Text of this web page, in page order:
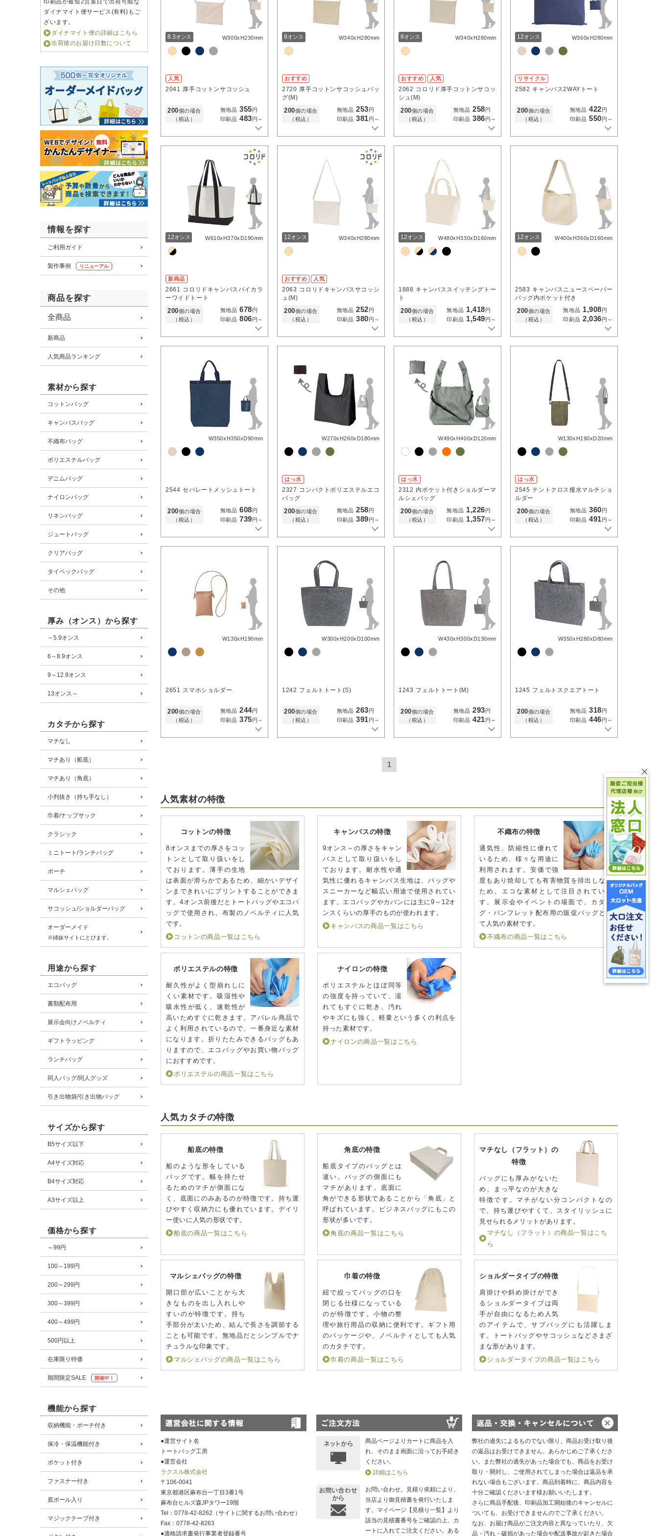
印刷品が最短2営業日で出荷可能な
ダイナマイト便サービス(有料)もご
ざいます。
ダイナマイト便の詳細はこちら
出荷後のお届け日数について
情報を探す
ご利用ガイド
製作事例 リニューアル
商品を探す
全商品
新商品
人気商品ランキング
素材から探す
コットンバッグ
キャンバスバッグ
不織布バッグ
ポリエステルバッグ
デニムバッグ
ナイロンバッグ
リネンバッグ
ジュートバッグ
クリアバッグ
タイベックバッグ
その他
厚み（オンス）から探す
～5.9オンス
6～8.9オンス
9～12.9オンス
13オンス～
カタチから探す
マチなし
マチあり（船底）
マチあり（角底）
小判抜き（持ち手なし）
巾着/ナップサック
クラシック
ミニトート/ランチバッグ
ポーチ
マルシェバッグ
サコッシュ/ショルダーバッグ
オーダーメイド
※姉妹サイトにとびます。
用途から探す
エコバッグ
書類配布用
展示会向けノベルティ
ギフトラッピング
ランチバッグ
同人バッグ/同人グッズ
引き出物袋/引き出物バッグ
サイズから探す
B5サイズ以下
A4サイズ対応
B4サイズ対応
A3サイズ以上
価格から探す
～99円
100～199円
200～299円
300～399円
400～499円
500円以上
在庫限り特価
期間限定SALE 開催中！
機能から探す
収納機能・ポーチ付き
保冷・保温機能付き
ポケット付き
ファスナー付き
底ボール入り
マジックテープ付き
8.3オンス W300xH230mm
人気
2041 厚手コットンサコッシュ
200個の場合
（税込）
無地品 355 円
印刷品 483 円～
8オンス W340xH280mm
おすすめ
2720 厚手コットンサコッシュバッ
グ(M)
200個の場合
（税込）
無地品 253 円
印刷品 381 円～
8オンス W340xH280mm
おすすめ 人気
2062 コロリド厚手コットンサコッ
シュ(M)
200個の場合
（税込）
無地品 258 円
印刷品 386 円～
12オンス W360xH280mm
リサイクル
2582 キャンバス2WAYトート
200個の場合
（税込）
無地品 422 円
印刷品 550 円～
12オンス W610xH370xD190mm
新商品
2661 コロリドキャンバスバイカラ
ーワイドトート
200個の場合
（税込）
無地品 678 円
印刷品 806 円～
12オンス W340xH280mm
おすすめ 人気
2063 コロリドキャンバスサコッシ
ュ(M)
200個の場合
（税込）
無地品 252 円
印刷品 380 円～
12オンス W480xH330xD160mm
1888 キャンバススイッチングトー
ト
200個の場合
（税込）
無地品 1,418 円
印刷品 1,549 円～
12オンス W400xH360xD160mm
2583 キャンバスニュースペーパー
バッグ内ポケット付き
200個の場合
（税込）
無地品 1,908 円
印刷品 2,036 円～
W350xH350xD90mm
2544 セパレートメッシュトート
200個の場合
（税込）
無地品 608 円
印刷品 739 円～
W270xH260xD180mm
はっ水
2327 コンパクトポリエステルエコ
バッグ
200個の場合
（税込）
無地品 258 円
印刷品 389 円～
W490xH400xD120mm
はっ水
2312 内ポケット付きショルダーマ
ルシェバッグ
200個の場合
（税込）
無地品 1,226 円
印刷品 1,357 円～
W130xH190xD20mm
はっ水
2545 テントクロス撥水マルチショ
ルダー
200個の場合
（税込）
無地品 360 円
印刷品 491 円～
W130xH190mm
2651 スマホショルダー
200個の場合
（税込）
無地品 244円
印刷品 375 円～
W300xH200xD100mm
1242 フェルトトート(S)
200個の場合
（税込）
無地品 263 円
印刷品 391 円～
W430xH300xD130mm
1243 フェルトトート(M)
200個の場合
（税込）
無地品 293 円
印刷品 421 円～
W350xH280xD80mm
1245 フェルトスクエアトート
200個の場合
（税込）
無地品 318 円
印刷品 446 円～
1
人気素材の特徴
コットンの特徴
8オンスまでの厚さをコッ
トンとして取り扱いをし
ております。薄手の生地
は表面が滑らかであるため、細かいデザイ
ンまできれいにプリントすることができま
す。4オンス前後だとトートバッグやエコバ
ッグで使用され、布製のノベルティに人気
です。
コットンの商品一覧はこちら
キャンバスの特徴
9オンス～の厚さをキャン
バスとして取り扱いをし
ております。耐水性や通
気性に優れるキャンバス生地は、バッグや
スニーカーなど幅広い用途で使用されてい
ます。エコバッグやカバンには主に9～12オ
ンスくらいの厚手のものが使われます。
キャンバスの商品一覧はこちら
不織布の特徴
通気性、防縮性に優れて
いるため、様々な用途に
利用されます。安価で強
度もあり焼却しても有害物質を排出しない
ため、エコな素材として注目されていま
す。展示会やイベントの場面で、カタロ
グ・パンフレット配布用の販促バッグとし
て人気の素材です。
不織布の商品一覧はこちら
ポリエステルの特徴
耐久性がよく型崩れしに
くい素材です。吸湿性や
吸水性が低く、速乾性が
高いためすぐに乾きます。アパレル商品で
よく利用されているので、一番身近な素材
になります。折りたたみできるバッグもあ
りますので、エコバッグやお買い物バッグ
におすすめです。
ポリエステルの商品一覧はこちら
ナイロンの特徴
ポリエステルとほぼ同等
の強度を持っていて、濡
れてもすぐに乾き、汚れ
やキズにも強く、軽量という多くの利点を
持った素材です。
ナイロンの商品一覧はこちら
人気カタチの特徴
船底の特徴
船のような形をしている
バッグです。幅を持たせ
るためのマチが側面にな
く、底面にのみあるのが特徴です。持ち運
びやすく収納力にも優れています。デイリ
ー使いに人気の形状です。
船底の商品一覧はこちら
角底の特徴
船底タイプのバッグとは
違い、バッグの側面にも
マチがあります。底面に
角ができる形状であることから「角底」と
呼ばれています。ビジネスバッグにもこの
形状が多いです。
角底の商品一覧はこちら
マチなし（フラット）の
特徴
バッグにも厚みがないた
め、まっ平なのが大きな
特徴です。マチがない分コンパクトなの
で、持ち運びやすくて、スタイリッシュに
見せられるメリットがあります。
マチなし（フラット）の商品一覧はこち
ら
マルシェバッグの特徴
開口部が広いことから大
きなものを出し入れしや
すいのが特徴です。持ち
手部分が太いため、結んで長さを調節する
ことも可能です。無地品だとシンプルでナ
チュラルな印象です。
マルシェバッグの商品一覧はこちら
巾着の特徴
紐で絞ってバッグの口を
閉じる仕様になっている
のが特徴です。小物の整
理や旅行用品の収納に便利です。ギフト用
のパッケージや、ノベルティとしても人気
のカタチです。
巾着の商品一覧はこちら
ショルダータイプの特徴
肩掛けや斜め掛けができ
るショルダータイプは両
手が自由になるため人気
のアイテムで、サブバッグにも活躍しま
す。トートバッグやサコッシュなどさまざ
まな形があります。
ショルダータイプの商品一覧はこちら
●運営サイト名
トートバッグ工房
●運営会社
ラクスル株式会社
〒106-0041
東京都港区麻布台一丁目3番1号
麻布台ヒルズ森JPタワー19階
Tel：0778-42-8262（サイトに関するお問い合わせ）
Fax：0778-42-8263
●適格請求書発行事業者登録番号
商品ページよりカートに商品を入
れ、そのまま画面に沿ってお手続き
ください。
詳細はこちら
お問い合わせ、見積り依頼により、
当店より御見積書を発行いたしま
す。マイページ【見積り一覧】より
該当の見積書番号をご確認の上、カ
ートに入れてご注文ください。ある
弊社の過失によるものでない限り、商品お受け取り後
の返品はお受けできません。あらかじめご了承くださ
い。また弊社の過失があった場合でも、商品をお受け
取り・開封し、ご使用されてしまった場合は返品を承
れない場合もございます。商品到着時に、商品内容を
十分ご確認くださいます様お願いいたします。
さらに商品手配後、印刷品加工開始後のキャンセルに
ついても、お受けできませんのでご了承ください。
なお、お届け商品がご注文内容と異なっていたり、欠
品・汚れ・破損があった場合や配送事故が起きた場合